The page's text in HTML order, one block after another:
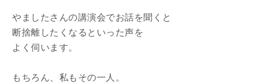
やましたさんの講演会でお話を聞くと
断捨離したくなるといった声を
よく伺います。
もちろん、私もその一人。